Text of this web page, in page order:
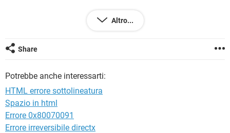
Altro...
Share
Potrebbe anche interessarti:
HTML errore sottolineatura
Spazio in html
Errore 0x80070091
Errore irreversibile directx